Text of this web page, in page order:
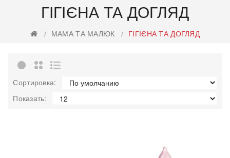
ГІГІЄНА ТА ДОГЛЯД
МАМА ТА МАЛЮК ГІГІЄНА ТА ДОГЛЯД
Сортировка:
Показать: